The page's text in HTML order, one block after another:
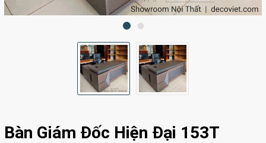
Bàn Giám Đốc Hiện Đại 153T